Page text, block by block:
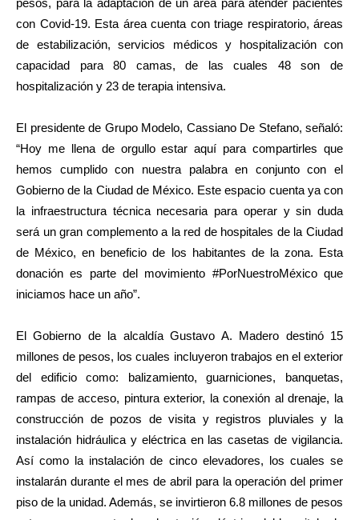
pesos, para la adaptación de un área para atender pacientes
con Covid-19. Esta área cuenta con triage respiratorio, áreas
de estabilización, servicios médicos y hospitalización con
capacidad para 80 camas, de las cuales 48 son de
hospitalización y 23 de terapia intensiva.
El presidente de Grupo Modelo, Cassiano De Stefano, señaló:
“Hoy me llena de orgullo estar aquí para compartirles que
hemos cumplido con nuestra palabra en conjunto con el
Gobierno de la Ciudad de México. Este espacio cuenta ya con
la infraestructura técnica necesaria para operar y sin duda
será un gran complemento a la red de hospitales de la Ciudad
de México, en beneficio de los habitantes de la zona. Esta
donación es parte del movimiento #PorNuestroMéxico que
iniciamos hace un año”.
El Gobierno de la alcaldía Gustavo A. Madero destinó 15
millones de pesos, los cuales incluyeron trabajos en el exterior
del edificio como: balizamiento, guarniciones, banquetas,
rampas de acceso, pintura exterior, la conexión al drenaje, la
construcción de pozos de visita y registros pluviales y la
instalación hidráulica y eléctrica en las casetas de vigilancia.
Así como la instalación de cinco elevadores, los cuales se
instalarán durante el mes de abril para la operación del primer
piso de la unidad. Además, se invirtieron 6.8 millones de pesos